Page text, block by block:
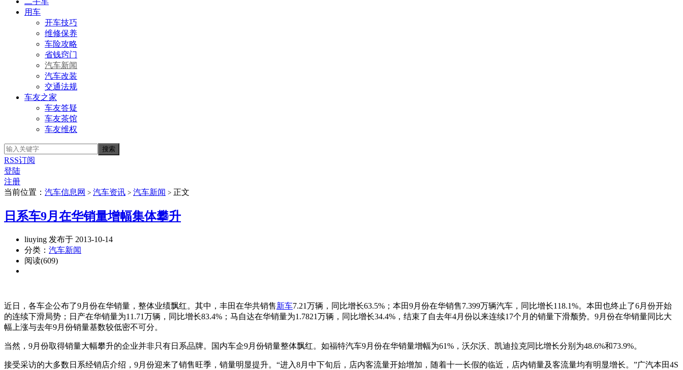
用车
开车技巧
维修保养
车险攻略
省钱窍门
汽车新闻
汽车改装
交通法规
车友之家
车友答疑
车友茶馆
车友维权
RSS订阅
登陆
注册
当前位置： 汽车信息网 > 汽车资讯 > 汽车新闻 > 正文
日系车9月在华销量增幅集体攀升
liuying 发布于 2013-10-14
分类： 汽车新闻
阅读(609)
近日，各车企公布了9月份在华销量，整体业绩飘红。其中，丰田在华共销售新车7.21万辆，同比增长63.5%；本田9月份在华销售7.399万辆汽车，同比增长118.1%。本田也终止了6月份开始
的连续下滑局势；日产在华销量为11.71万辆，同比增长83.4%；马自达在华销量为1.7821万辆，同比增长34.4%，结束了自去年4月份以来连续17个月的销量下滑颓势。9月份在华销量同比大
幅上涨与去年9月份销量基数较低密不可分。
当然，9月份取得销量大幅攀升的企业并非只有日系品牌。国内车企9月份销量整体飘红。如福特汽车9月份在华销量增幅为61%，沃尔沃、凯迪拉克同比增长分别为48.6%和73.9%。
接受采访的大多数日系经销店介绍，9月份迎来了销售旺季，销量明显提升。“进入8月中下旬后，店内客流量开始增加，随着十一长假的临近，店内销量及客流量均有明显增长。”广汽本田4S